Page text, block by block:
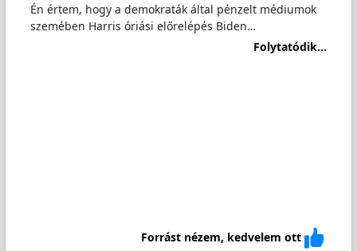
Én értem, hogy a demokraták által pénzelt médiumok
szemében Harris óriási előrelépés Biden…
Folytatódik...
Forrást nézem, kedvelem ott